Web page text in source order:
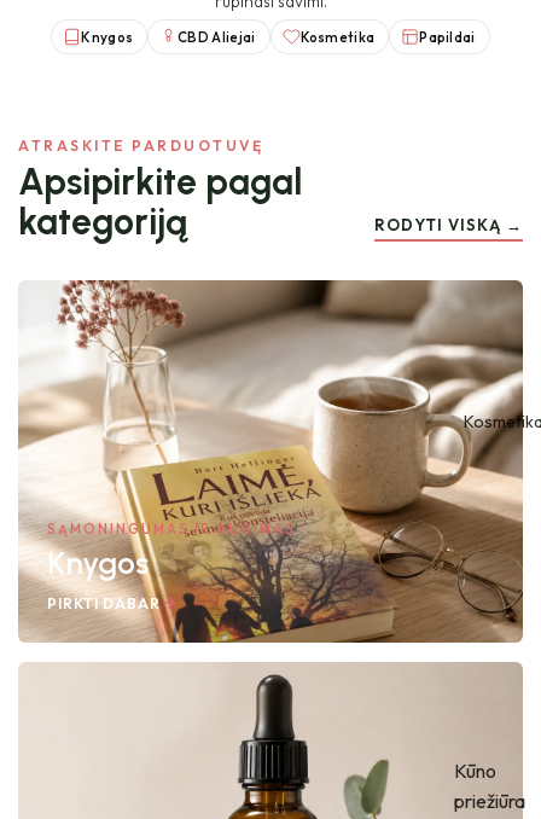
Kūno
priežiūra
Knygos CBD Aliejai Kosmetika Papildai
ATRASKITE PARDUOTUVĘ
Apsipirkite pagal
kategoriją
RODYTI VISKĄ →
SĄMONINGUMAS IR AUGIMAS
Knygos
PIRKTI DABAR